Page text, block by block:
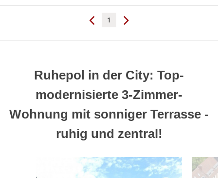
1
Ruhepol in der City: Top-
modernisierte 3-Zimmer-
Wohnung mit sonniger Terrasse -
ruhig und zentral!